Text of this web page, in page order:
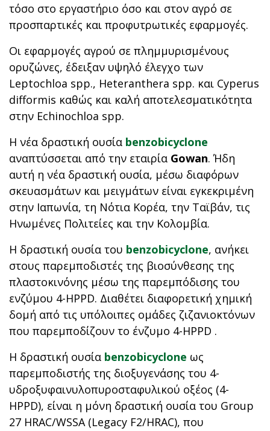
τόσο στο εργαστήριο όσο και στον αγρό σε
προσπαρτικές και προφυτρωτικές εφαρμογές.
Οι εφαρμογές αγρού σε πλημμυρισμένους
ορυζώνες, έδειξαν υψηλό έλεγχο των
Leptochloa spp., Heteranthera spp. και Cyperus
difformis καθώς και καλή αποτελεσματικότητα
στην Echinochloa spp.
Η νέα δραστική ουσία benzobicyclone
αναπτύσσεται από την εταιρία Gowan. Ήδη
αυτή η νέα δραστική ουσία, μέσω διαφόρων
σκευασμάτων και μειγμάτων είναι εγκεκριμένη
στην Ιαπωνία, τη Νότια Κορέα, την Ταϊβάν, τις
Ηνωμένες Πολιτείες και την Κολομβία.
Η δραστική ουσία του benzobicyclone, ανήκει
στους παρεμποδιστές της βιοσύνθεσης της
πλαστοκινόνης μέσω της παρεμπόδισης του
ενζύμου 4-HPPD. Διαθέτει διαφορετική χημική
δομή από τις υπόλοιπες ομάδες ζιζανιοκτόνων
που παρεμποδίζουν το ένζυμο 4-HPPD .
Η δραστική ουσία benzobicyclone ως
παρεμποδιστής της διοξυγενάσης του 4-
υδροξυφαινυλοπυροσταφυλικού οξέος (4-
HPPD), είναι η μόνη δραστική ουσία του Group
27 HRAC/WSSA (Legacy F2/HRAC), που